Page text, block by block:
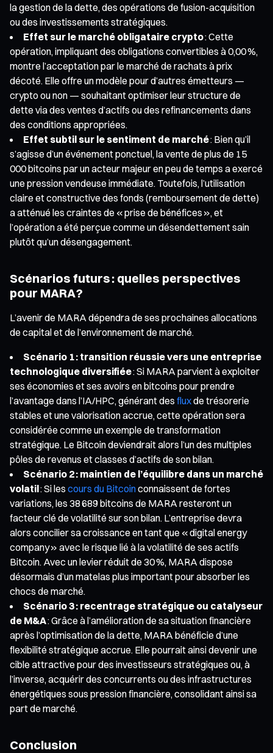
la gestion de la dette, des opérations de fusion-acquisition
ou des investissements stratégiques.
Effet sur le marché obligataire crypto: Cette
opération, impliquant des obligations convertibles à 0,00 %,
montre l’acceptation par le marché de rachats à prix
décoté. Elle offre un modèle pour d’autres émetteurs —
crypto ou non — souhaitant optimiser leur structure de
dette via des ventes d’actifs ou des refinancements dans
des conditions appropriées.
Effet subtil sur le sentiment de marché: Bien qu’il
s’agisse d’un événement ponctuel, la vente de plus de 15
000 bitcoins par un acteur majeur en peu de temps a exercé
une pression vendeuse immédiate. Toutefois, l’utilisation
claire et constructive des fonds (remboursement de dette)
a atténué les craintes de « prise de bénéfices », et
l’opération a été perçue comme un désendettement sain
plutôt qu’un désengagement.
Scénarios futurs : quelles perspectives
pour MARA ?
L’avenir de MARA dépendra de ses prochaines allocations
de capital et de l’environnement de marché.
Scénario 1 : transition réussie vers une entreprise
technologique diversifiée: Si MARA parvient à exploiter
ses économies et ses avoirs en bitcoins pour prendre
l’avantage dans l’IA/HPC, générant des fluxde trésorerie
stables et une valorisation accrue, cette opération sera
considérée comme un exemple de transformation
stratégique. Le Bitcoin deviendrait alors l’un des multiples
pôles de revenus et classes d’actifs de son bilan.
Scénario 2 : maintien de l’équilibre dans un marché
volatil: Si les cours du Bitcoinconnaissent de fortes
variations, les 38 689 bitcoins de MARA resteront un
facteur clé de volatilité sur son bilan. L’entreprise devra
alors concilier sa croissance en tant que « digital energy
company » avec le risque lié à la volatilité de ses actifs
Bitcoin. Avec un levier réduit de 30 %, MARA dispose
désormais d’un matelas plus important pour absorber les
chocs de marché.
Scénario 3 : recentrage stratégique ou catalyseur
de M&A: Grâce à l’amélioration de sa situation financière
après l’optimisation de la dette, MARA bénéficie d’une
flexibilité stratégique accrue. Elle pourrait ainsi devenir une
cible attractive pour des investisseurs stratégiques ou, à
l’inverse, acquérir des concurrents ou des infrastructures
énergétiques sous pression financière, consolidant ainsi sa
part de marché.
Conclusion